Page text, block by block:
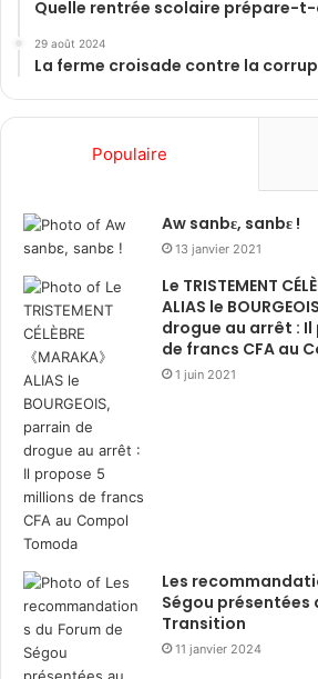
Quelle rentrée scolaire prépare-t-
29 août 2024
La ferme croisade contre la
Populaire
Aw sanbɛ, sanbɛ !
13 janvier 2021
Le TRISTEMENT
ALIAS le
drogue au arrêt :
de francs CFA au
1 juin 2021
Les
Ségou présentées
Transition
11 janvier 2024